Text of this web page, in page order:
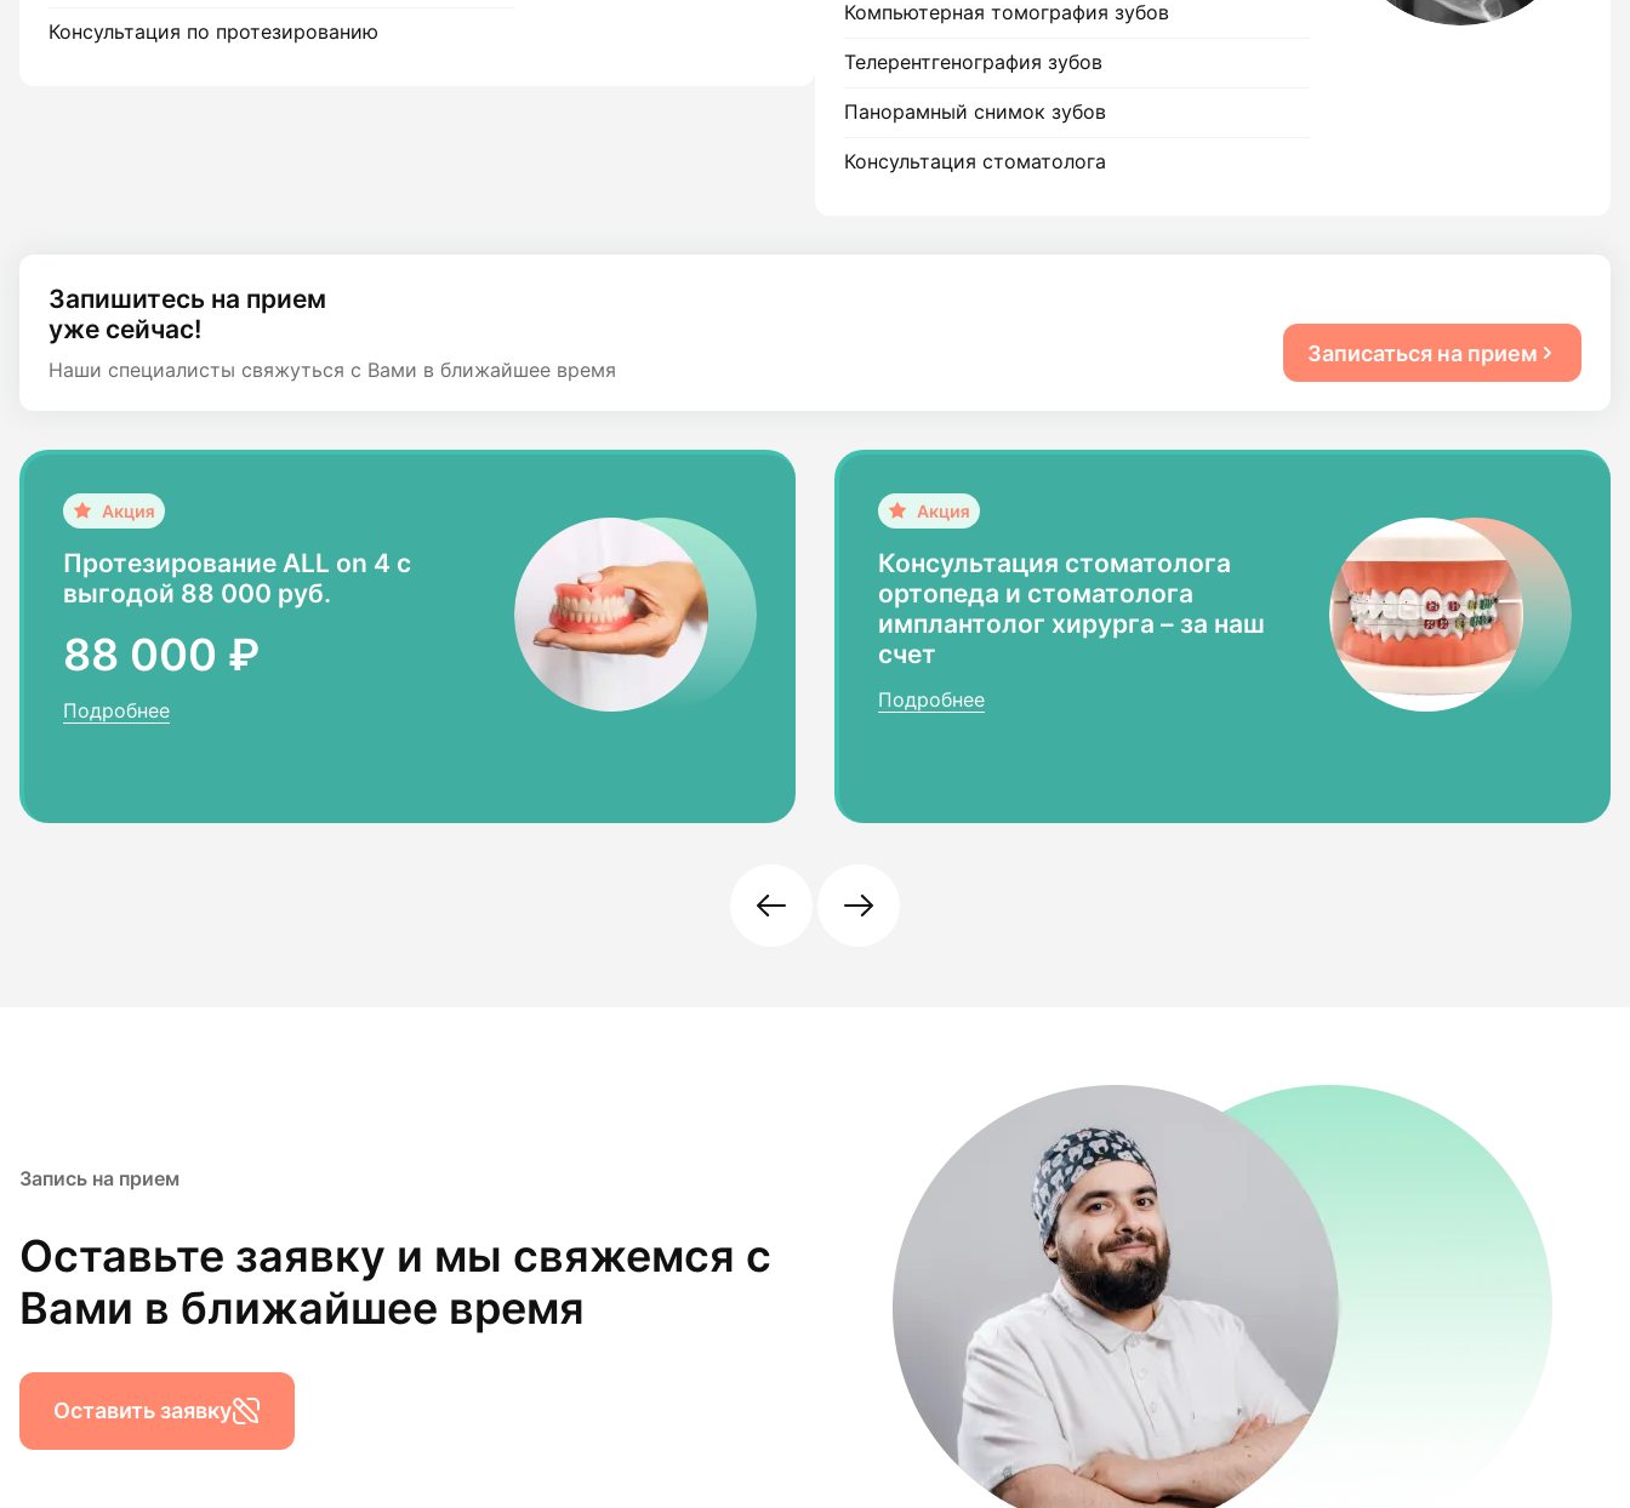
Консультация по протезированию
Компьютерная томография зубов
Телерентгенография зубов
Панорамный снимок зубов
Консультация стоматолога
Запишитесь на прием
уже сейчас!
Наши специалисты свяжуться с Вами в ближайшее время
Записаться на прием
Протезирование ALL on 4 c
выгодой 88 000 руб.
88 000 ₽
Подробнее
Консультация стоматолога
ортопеда и стоматолога
имплантолог хирурга – за наш
счет
Подробнее
Запись на прием
Оставьте заявку и мы свяжемся с
Вами в ближайшее время
Оставить заявку